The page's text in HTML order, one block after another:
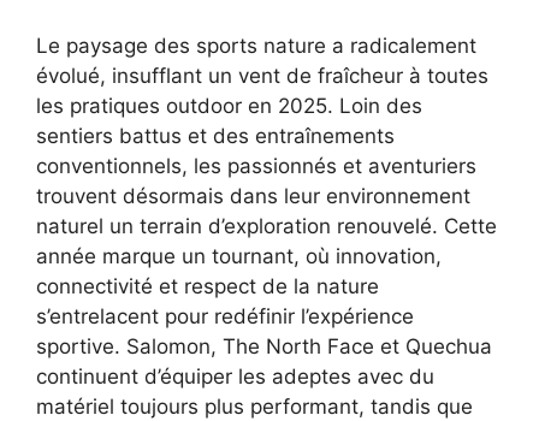
Le paysage des sports nature a radicalement
évolué, insufflant un vent de fraîcheur à toutes
les pratiques outdoor en 2025. Loin des
sentiers battus et des entraînements
conventionnels, les passionnés et aventuriers
trouvent désormais dans leur environnement
naturel un terrain d’exploration renouvelé. Cette
année marque un tournant, où innovation,
connectivité et respect de la nature
s’entrelacent pour redéfinir l’expérience
sportive. Salomon, The North Face et Quechua
continuent d’équiper les adeptes avec du
matériel toujours plus performant, tandis que